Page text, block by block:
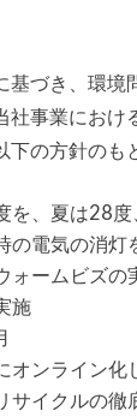
基づき、環境
社事業におけ
下の方針のも
を、夏は28
の電気の消灯
ォームビズの
施
オンライン化
サイクルの徹